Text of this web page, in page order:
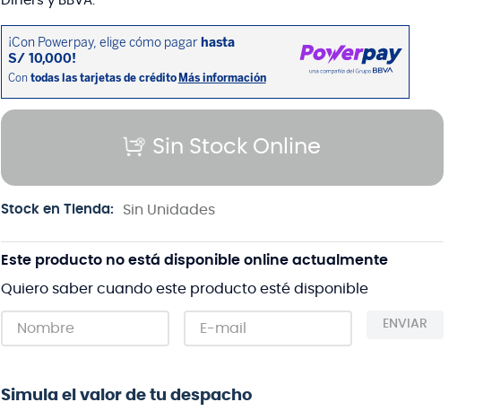
Sin Stock Online
Stock en Tienda: Sin Unidades
Este producto no está disponible online actualmente
Quiero saber cuando este producto esté disponible
ENVIAR
Simula el valor de tu despacho